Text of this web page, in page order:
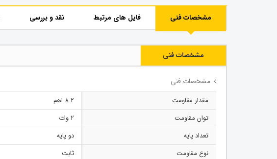
مشخصات فنی فایل های مرتبط نقد و بررسی
مشخصات فنی
مشخصات فنی
مقدار مقاومت
8.2 اهم
توان مقاومت
2 وات
تعداد پایه
دو پایه
نوع مقاومت
ثابت